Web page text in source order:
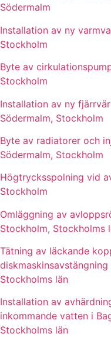
Södermalm
Installation av ny
Stockholm
Byte av
Stockholm
Installation av ny
Södermalm, Stockholm
Byte av radiatorer och
Södermalm, Stockholm
Högtrycksspolning vid
Stockholm
Omläggning av
Stockholm, Stockholms
Tätning av läckande
Stockholms län
Installation av
inkommande vatten i
Stockholms län